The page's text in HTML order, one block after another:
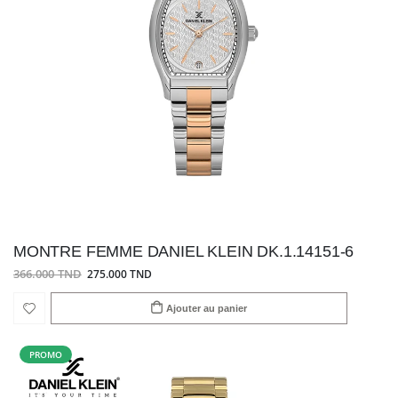
MONTRE FEMME DANIEL KLEIN DK.1.14151-6
366.000 TND 275.000 TND
Ajouter au panier
PROMO